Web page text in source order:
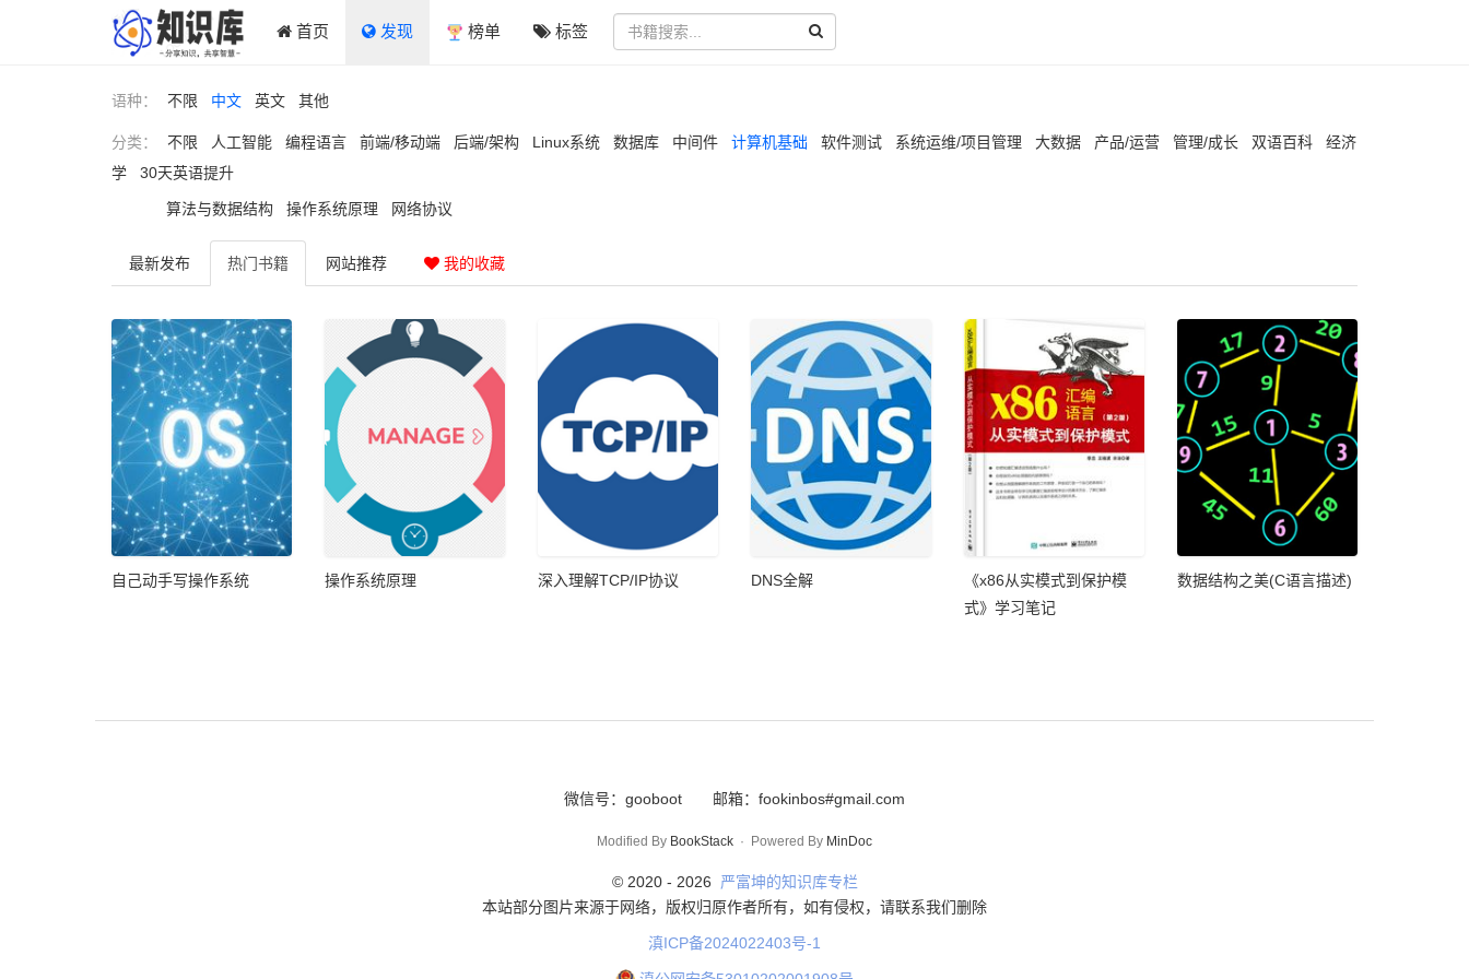
首页 发现 榜单 标签
语种： 不限 中文 英文 其他
分类： 不限 人工智能 编程语言 前端/移动端 后端/架构 Linux系统 数据库 中间件 计算机基础 软件测试 系统运维/项目管理 大数据 产品/运营 管理/成长 双语百科
经济
学
30天英语提升
算法与数据结构 操作系统原理 网络协议
最新发布 热门书籍 网站推荐 我的收藏
自己动手写操作系统 操作系统原理 深入理解TCP/IP协议 DNS全解
《x86从实模式到保护模
式》学习笔记
数据结构之美(C语言描述)
微信号：gooboot 邮箱：fookinbos#gmail.com
Modified By BookStack · Powered By MinDoc
© 2020 - 2026
严富坤的知识库专栏
本站部分图片来源于网络，版权归原作者所有，如有侵权，请联系我们删除
滇ICP备2024022403号-1